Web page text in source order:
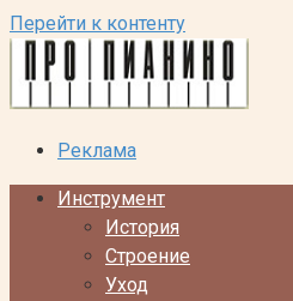
Перейти к контенту
Реклама
Инструмент
История
Строение
Уход